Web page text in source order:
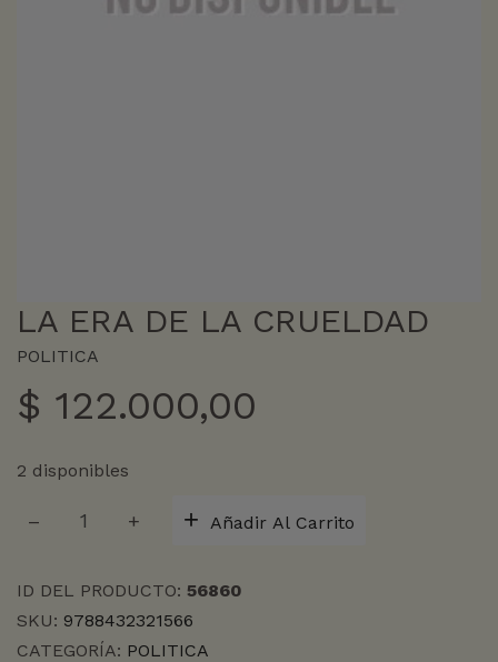
LA ERA DE LA CRUELDAD
POLITICA
$ 122.000,00
2 disponibles
ERA
CRUELDAD
cantidad
Añadir Al Carrito
ID DEL PRODUCTO: 56860
SKU: 9788432321566
CATEGORÍA: POLITICA